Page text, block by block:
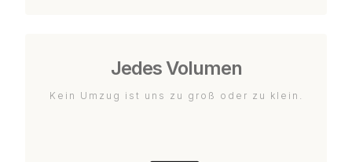
Jedes Volumen
Kein Umzug ist uns zu groß oder zu klein.